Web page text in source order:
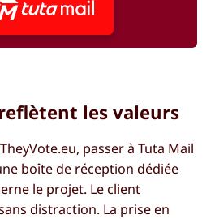
les valeurs
passer à Tuta Mail
boîte de réception dédiée
le projet. Le client
distraction. La prise en